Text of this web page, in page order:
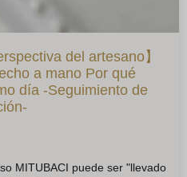
del artesano】
a mano Por qué
día -Seguimiento de
MITUBACI puede ser "llevado